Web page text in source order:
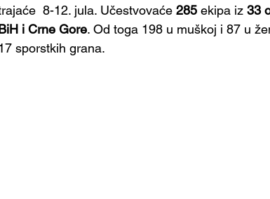
8-12. jula. Učestvovaće 285 ekipa iz 33
i Crne Gore. Od toga 198 u muškoj i 87 u
sporstkih grana.